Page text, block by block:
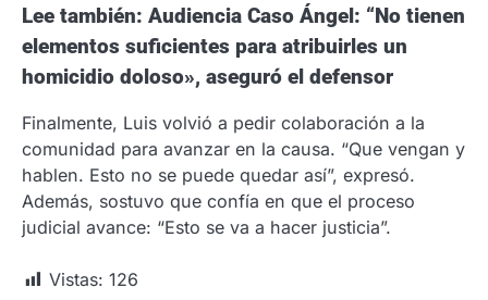
Lee también: Audiencia Caso Ángel: “No tienen
elementos suficientes para atribuirles un
homicidio doloso», aseguró el defensor
Finalmente, Luis volvió a pedir colaboración a la
comunidad para avanzar en la causa. “Que vengan y
hablen. Esto no se puede quedar así”, expresó.
Además, sostuvo que confía en que el proceso
judicial avance: “Esto se va a hacer justicia”.
Vistas: 126